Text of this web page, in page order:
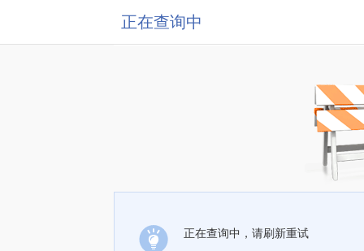
正在查询中
正在查询中，请刷新重试